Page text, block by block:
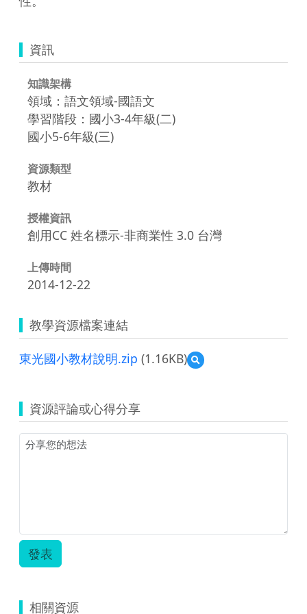
資訊
知識架構
領域：語文領域-國語文
學習階段：國小3-4年級(二)
國小5-6年級(三)
資源類型
教材
授權資訊
創用CC 姓名標示-非商業性 3.0 台灣
上傳時間
2014-12-22
教學資源檔案連結
東光國小教材說明.zip (1.16KB)
預
覽
小
教
資源評論或心得分享
發表
相關資源